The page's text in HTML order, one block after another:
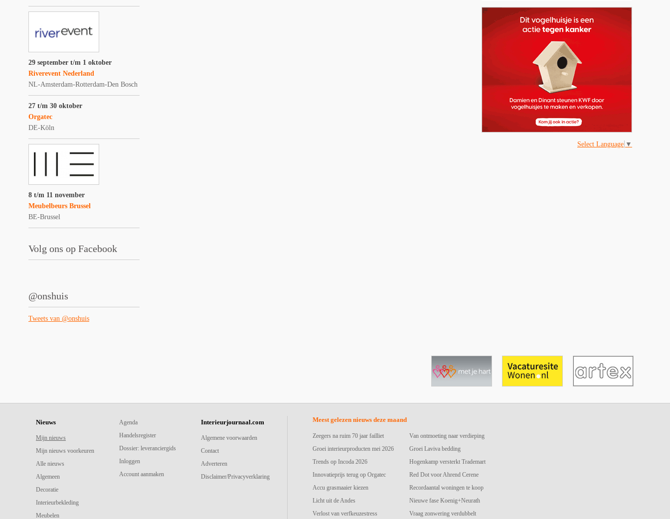
29 september t/m 1 oktober
Riverevent Nederland
NL-Amsterdam-Rotterdam-Den Bosch
27 t/m 30 oktober
Orgatec
DE-Köln
8 t/m 11 november
Meubelbeurs Brussel
BE-Brussel
Volg ons op Facebook
@onshuis
Tweets van @onshuis
Select Language ▼
Nieuws
Mijn nieuws
Mijn nieuws voorkeuren
Alle nieuws
Algemeen
Decoratie
Interieurbekleding
Meubelen
Agenda
Handelsregister
Dossier: leveranciergids
Inloggen
Account aanmaken
Interieurjournaal.com
Algemene voorwaarden
Contact
Adverteren
Disclaimer/Privacyverklaring
Meest gelezen nieuws deze maand
Zeegers na ruim 70 jaar failliet
Groei interieurproducten mei 2026
Trends op Incoda 2026
Innovatieprijs terug op Orgatec
Accu grasmaaier kiezen
Licht uit de Andes
Verlost van verfkeuzestress
Van ontmoeting naar verdieping
Groei Laviva bedding
Hogenkamp versterkt Trademart
Red Dot voor Ahrend Cerene
Recordaantal woningen te koop
Nieuwe fase Koenig+Neurath
Vraag zonwering verdubbelt